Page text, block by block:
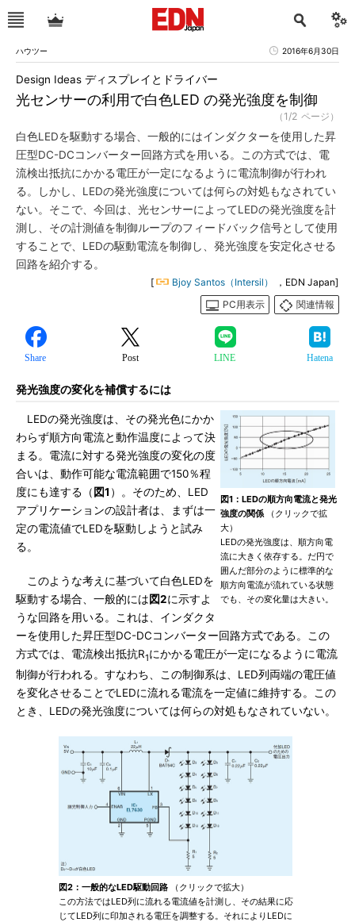
ハウツー 2016年6月30日
光センサーの利用で白色LED の発光強度を制御
Design Ideas ディスプレイとドライバー
（1/2 ページ）
白色LEDを駆動する場合、一般的にはインダクターを使用した昇
圧型DC-DCコンバーター回路方式を用いる。この方式では、電
流検出抵抗にかかる電圧が一定になるように電流制御が行われ
る。しかし、LEDの発光強度については何らの対処もなされてい
ない。そこで、今回は、光センサーによってLEDの発光強度を計
測し、その計測値を制御ループのフィードバック信号として使用
することで、LEDの駆動電流を制御し、発光強度を安定化させる
回路を紹介する。
[ Bjoy Santos（Intersil）
，EDN Japan]
PC用表示
関連情報
Share Post LINE Hatena
発光強度の変化を補償するには
図1：LEDの順方向電流と発光
強度の関係 （クリックで拡
大）
LEDの発光強度は、順方向電
流に大きく依存する。だ円で
囲んだ部分のように標準的な
順方向電流が流れている状態
でも、その変化量は大きい。
LEDの発光強度は、その発光色にかか
わらず順方向電流と動作温度によって決
まる。電流に対する発光強度の変化の度
合いは、動作可能な電流範囲で150％程
度にも達する（ 図1 ）。そのため、LED
アプリケーションの設計者は、まずは一
定の電流値でLEDを駆動しようと試み
る。
このような考えに基づいて白色LEDを
駆動する場合、一般的には図2に示すよ
うな回路を用いる。これは、インダクタ
ーを使用した昇圧型DC-DCコンバーター回路方式である。この
方式では、電流検出抵抗R1にかかる電圧が一定になるように電流
制御が行われる。すなわち、この制御系は、LED列両端の電圧値
を変化させることでLEDに流れる電流を一定値に維持する。この
とき、LEDの発光強度については何らの対処もなされていない。
図2：一般的なLED駆動回路 （クリックで拡大）
この方法ではLED列に流れる電流値を計測し、その結果に応
じてLED列に印加される電圧を調整する。それによりLEDに